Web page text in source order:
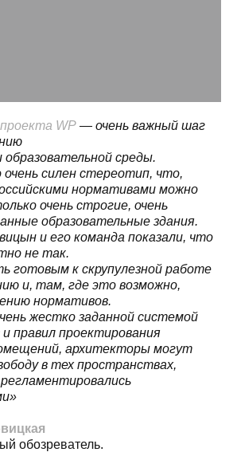
проекта WP — очень важный шаг
образовательной среды.
силен стереотип, что,
нормативами можно
очень строгие, очень
образовательные здания.
и его команда показали, что
не так.
готовым к скрупулезной работе
и, там, где это возможно,
нормативов.
жестко заданной системой
правил проектирования
архитекторы могут
в тех пространствах,
обозреватель.